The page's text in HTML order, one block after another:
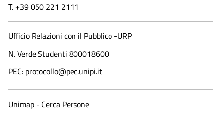
T. +39 050 221 2111
Ufficio Relazioni con il Pubblico -URP
N. Verde Studenti 800018600​
PEC: protocollo@pec.unipi.it
Unimap - Cerca Persone